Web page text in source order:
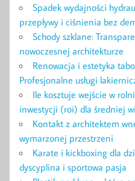
Spadek wydajności
przepływy i ciśnienia bez
Schody szklane:
nowoczesnej architekturze
Renowacja i estetyka
Profesjonalne usługi
Ile kosztuje wejście w
inwestycji (roi) dla średniej
Kontakt z architektem
wymarzonej przestrzeni
Karate i kickboxing dla
dyscyplina i sportowa pasja